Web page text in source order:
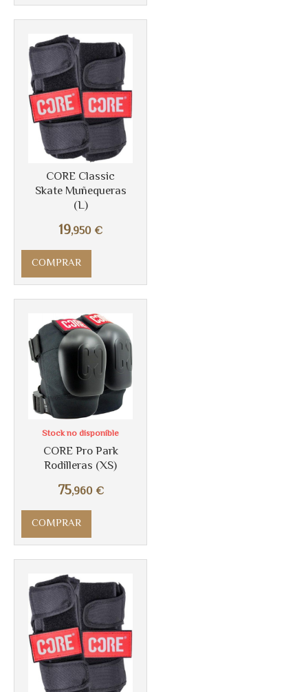
CORE Classic
Skate Muñequeras
(L)
19,950 €
COMPRAR
CORE Pro Park
Rodilleras (XS)
75,960 €
Stock no disponible
COMPRAR
Más info